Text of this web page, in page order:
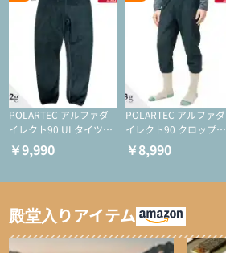
POLARTEC アルファダ
イレクト90 ULタイツ
（アクティブインサレー
ション/テント泊用パジ
￥9,990
POLARTEC アルファダ
イレクト90 クロップド
ULタイツ（アクティブ
インサレーション/テン
￥8,990
殿堂入りアイテム